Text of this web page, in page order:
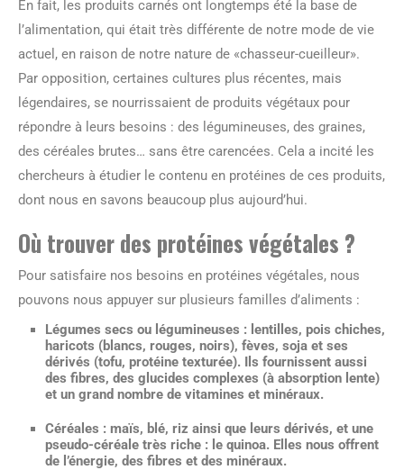
En fait, les produits carnés ont longtemps été la base de
l’alimentation, qui était très différente de notre mode de vie
actuel, en raison de notre nature de «chasseur-cueilleur».
Par opposition, certaines cultures plus récentes, mais
légendaires, se nourrissaient de produits végétaux pour
répondre à leurs besoins : des légumineuses, des graines,
des céréales brutes… sans être carencées. Cela a incité les
chercheurs à étudier le contenu en protéines de ces produits,
dont nous en savons beaucoup plus aujourd’hui.
Où trouver des protéines végétales ?
Pour satisfaire nos besoins en protéines végétales, nous
pouvons nous appuyer sur plusieurs familles d’aliments :
Légumes secs ou légumineuses : lentilles, pois chiches,
haricots (blancs, rouges, noirs), fèves, soja et ses
dérivés (tofu, protéine texturée). Ils fournissent aussi
des fibres, des glucides complexes (à absorption lente)
et un grand nombre de vitamines et minéraux.
Céréales : maïs, blé, riz ainsi que leurs dérivés, et une
pseudo-céréale très riche : le quinoa. Elles nous offrent
de l’énergie, des fibres et des minéraux.